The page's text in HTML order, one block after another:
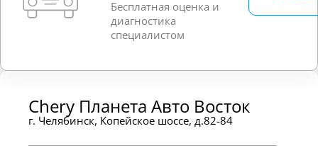
Бесплатная оценка и
диагностика
специалистом
Chery Планета Авто Восток
г. Челябинск, Копейское шоссе, д.82-84